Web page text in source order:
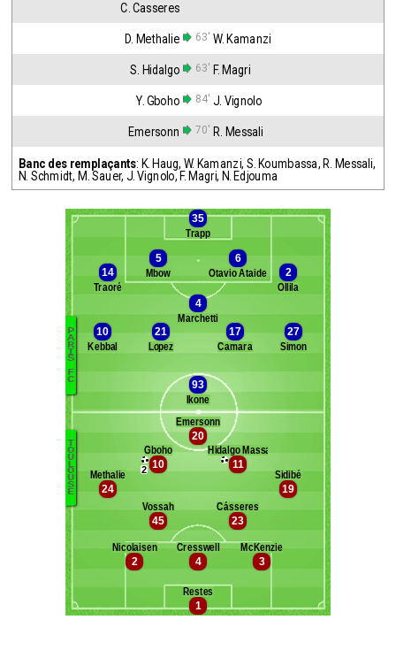
C. Casseres
D. Methalie 63' W. Kamanzi
S. Hidalgo 63' F. Magri
Y. Gboho 84' J. Vignolo
Emersonn 70' R. Messali
Banc des remplaçants: K. Haug, W. Kamanzi, S. Koumbassa, R. Messali,
N. Schmidt, M. Sauer, J. Vignolo, F. Magri, N. Edjouma